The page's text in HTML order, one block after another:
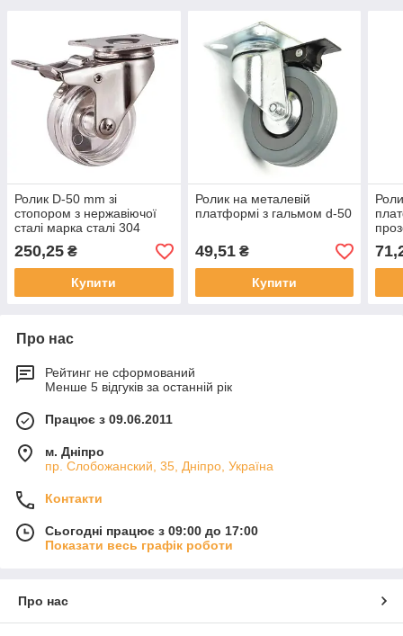
Ролик D-50 mm зі
стопором з нержавіючої
сталі марка сталі 304
250,25 ₴
Купити
Ролик на металевій
платформі з гальмом d-50
49,51₴
Купити
Про нас
Рейтинг не сформований
Менше 5 відгуків за останній рік
Працює з 09.06.2011
м. Дніпро
пр. Слобожанский, 35, Дніпро, Україна
Контакти
Сьогодні працює з 09:00 до 17:00
Показати весь графік роботи
Про нас